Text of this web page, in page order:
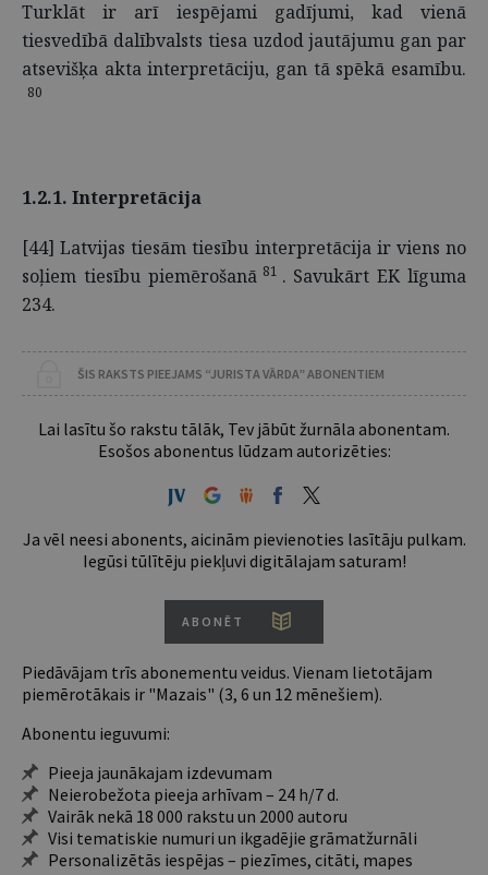
Turklāt ir arī iespējami gadījumi, kad vienā
tiesvedībā dalībvalsts tiesa uzdod jautājumu gan par
atsevišķa akta interpretāciju, gan tā spēkā esamību.
80
1.2.1. Interpretācija
[44] Latvijas tiesām tiesību interpretācija ir viens no
soļiem tiesību piemērošanā 81 . Savukārt EK līguma
234.
ŠIS RAKSTS PIEEJAMS “JURISTA VĀRDA” ABONENTIEM
Lai lasītu šo rakstu tālāk, Tev jābūt žurnāla abonentam.
Esošos abonentus lūdzam autorizēties:
Ja vēl neesi abonents, aicinām pievienoties lasītāju pulkam.
Iegūsi tūlītēju piekļuvi digitālajam saturam!
ABONĒT
Piedāvājam trīs abonementu veidus. Vienam lietotājam
piemērotākais ir "Mazais" (3, 6 un 12 mēnešiem).
Abonentu ieguvumi:
Pieeja jaunākajam izdevumam
Neierobežota pieeja arhīvam – 24 h/7 d.
Vairāk nekā 18 000 rakstu un 2000 autoru
Visi tematiskie numuri un ikgadējie grāmatžurnāli
Personalizētās iespējas – piezīmes, citāti, mapes